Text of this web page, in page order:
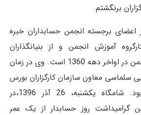
برنگشتم.
اعضای برجسته انجمن حسابداران خبره
آموزش انجمن و از بنیانگذاران
آموزشهای حرفه‌ای انجمن در اواخر دهه 1360 است. وی در زمان
سلماسی معاون سازمان کارگزاران بورس
اوراق بهادار تهران بود. شامگاه یکشنبه، 26 آذر 1396،در
یازدهمین سالانه آیین گرامی‎داشت روز حسابدار از یک عمر